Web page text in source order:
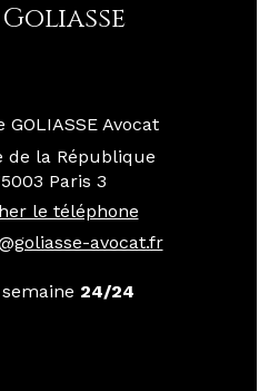
GOLIASSE Avocat
de la République
Paris 3
le téléphone
avocat.fr
24/24